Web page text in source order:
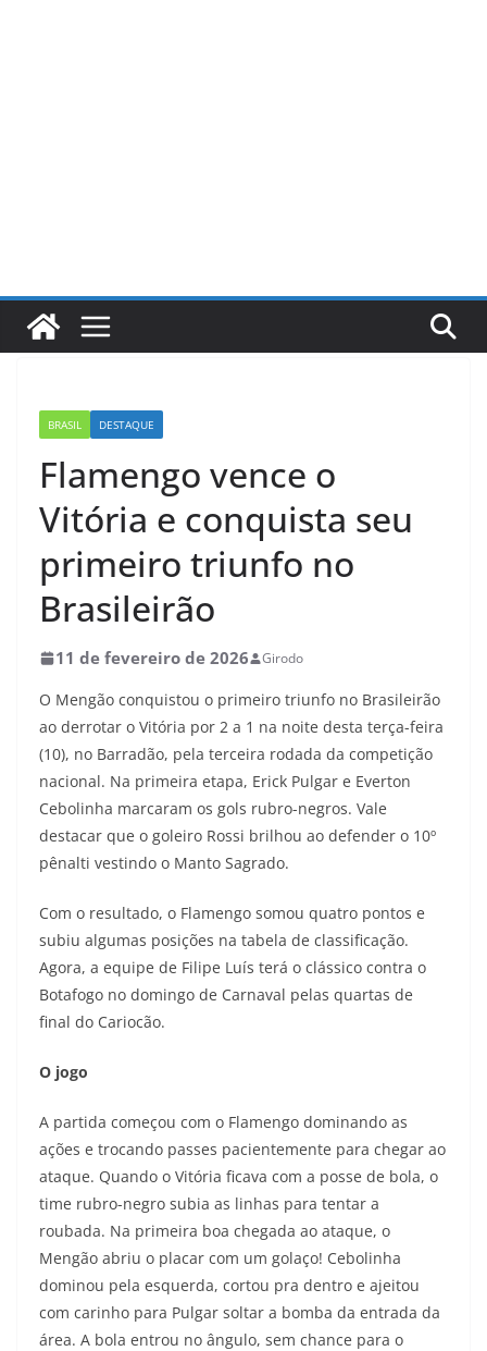
BRASIL DESTAQUE
Flamengo vence o
Vitória e conquista seu
primeiro triunfo no
Brasileirão
11 de fevereiro de 2026 Girodo
O Mengão conquistou o primeiro triunfo no Brasileirão
ao derrotar o Vitória por 2 a 1 na noite desta terça-feira
(10), no Barradão, pela terceira rodada da competição
nacional. Na primeira etapa, Erick Pulgar e Everton
Cebolinha marcaram os gols rubro-negros. Vale
destacar que o goleiro Rossi brilhou ao defender o 10º
pênalti vestindo o Manto Sagrado.
Com o resultado, o Flamengo somou quatro pontos e
subiu algumas posições na tabela de classificação.
Agora, a equipe de Filipe Luís terá o clássico contra o
Botafogo no domingo de Carnaval pelas quartas de
final do Cariocão.
O jogo
A partida começou com o Flamengo dominando as
ações e trocando passes pacientemente para chegar ao
ataque. Quando o Vitória ficava com a posse de bola, o
time rubro-negro subia as linhas para tentar a
roubada. Na primeira boa chegada ao ataque, o
Mengão abriu o placar com um golaço! Cebolinha
dominou pela esquerda, cortou pra dentro e ajeitou
com carinho para Pulgar soltar a bomba da entrada da
área. A bola entrou no ângulo, sem chance para o